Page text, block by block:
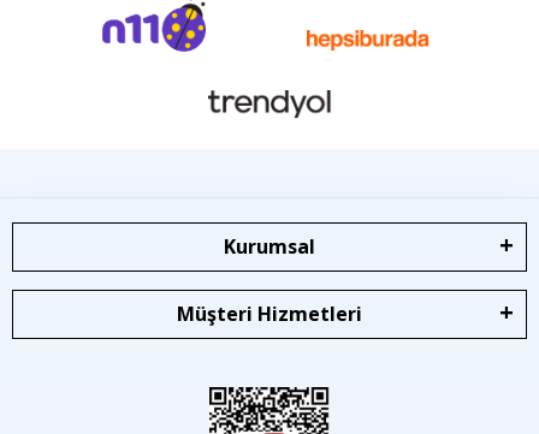
Kurumsal
Müşteri Hizmetleri